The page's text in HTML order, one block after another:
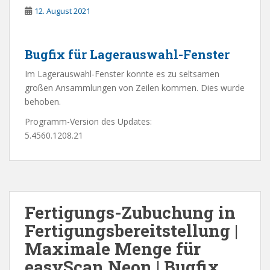
12. August 2021
Bugfix für Lagerauswahl-Fenster
Im Lagerauswahl-Fenster konnte es zu seltsamen
großen Ansammlungen von Zeilen kommen. Dies wurde
behoben.
Programm-Version des Updates:
5.4560.1208.21
Fertigungs-Zubuchung in
Fertigungsbereitstellung |
Maximale Menge für